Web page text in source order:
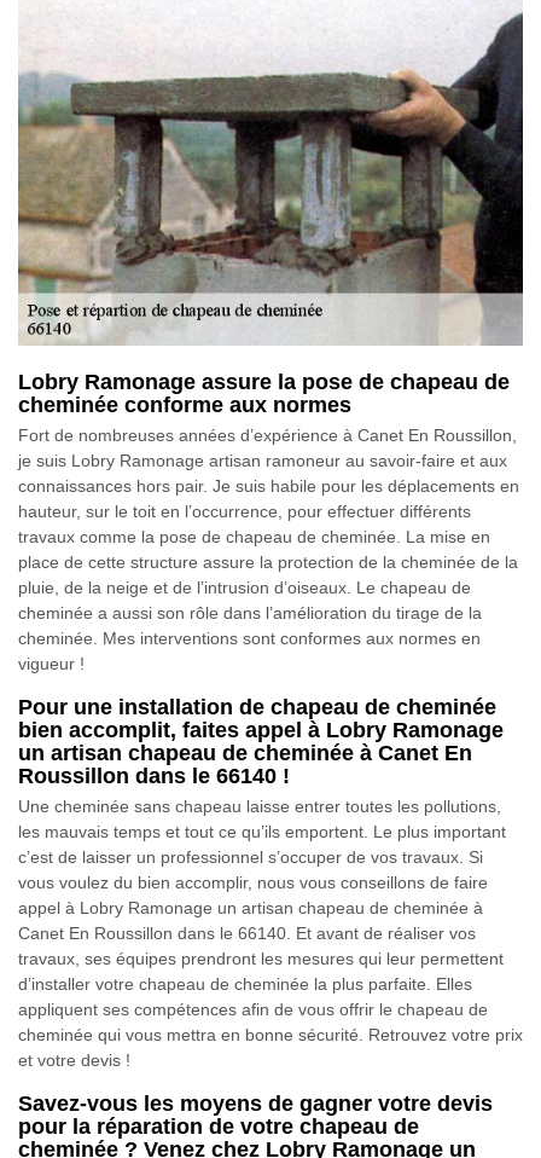
Lobry Ramonage assure la pose de chapeau de
cheminée conforme aux normes
Fort de nombreuses années d’expérience à Canet En Roussillon,
je suis Lobry Ramonage artisan ramoneur au savoir-faire et aux
connaissances hors pair. Je suis habile pour les déplacements en
hauteur, sur le toit en l’occurrence, pour effectuer différents
travaux comme la pose de chapeau de cheminée. La mise en
place de cette structure assure la protection de la cheminée de la
pluie, de la neige et de l’intrusion d’oiseaux. Le chapeau de
cheminée a aussi son rôle dans l’amélioration du tirage de la
cheminée. Mes interventions sont conformes aux normes en
vigueur !
Pour une installation de chapeau de cheminée
bien accomplit, faites appel à Lobry Ramonage
un artisan chapeau de cheminée à Canet En
Roussillon dans le 66140 !
Une cheminée sans chapeau laisse entrer toutes les pollutions,
les mauvais temps et tout ce qu’ils emportent. Le plus important
c’est de laisser un professionnel s’occuper de vos travaux. Si
vous voulez du bien accomplir, nous vous conseillons de faire
appel à Lobry Ramonage un artisan chapeau de cheminée à
Canet En Roussillon dans le 66140. Et avant de réaliser vos
travaux, ses équipes prendront les mesures qui leur permettent
d’installer votre chapeau de cheminée la plus parfaite. Elles
appliquent ses compétences afin de vous offrir le chapeau de
cheminée qui vous mettra en bonne sécurité. Retrouvez votre prix
et votre devis !
Savez-vous les moyens de gagner votre devis
pour la réparation de votre chapeau de
cheminée ? Venez chez Lobry Ramonage un